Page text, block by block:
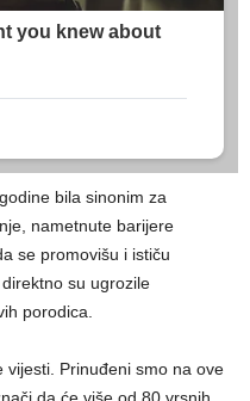
bila sinonim za
nametnute barijere
se promovišu i ističu
su ugrozile
porodica.
Prinuđeni smo na ove